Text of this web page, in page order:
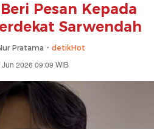
Pesan Kepada
Sarwendah
Pratama - detikHot
2026 09:09 WIB